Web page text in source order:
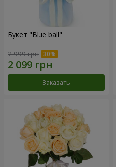
Букет "Blue ball"
2 999 грн
Заказать